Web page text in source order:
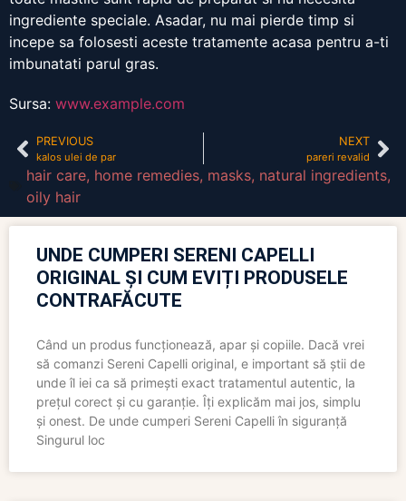
ingrediente speciale. Asadar, nu mai pierde timp si
incepe sa folosesti aceste tratamente acasa pentru a-ti
imbunatati parul gras.
Sursa: www.example.com
PREVIOUS
kalos ulei de par
NEXT
pareri revalid
hair care, home remedies, masks, natural ingredients,
oily hair
UNDE CUMPERI SERENI CAPELLI
ORIGINAL ȘI CUM EVIȚI PRODUSELE
CONTRAFĂCUTE
Când un produs funcționează, apar și copiile. Dacă vrei
să comanzi Sereni Capelli original, e important să știi de
unde îl iei ca să primești exact tratamentul autentic, la
prețul corect și cu garanție. Îți explicăm mai jos, simplu
și onest. De unde cumperi Sereni Capelli în siguranță
Singurul loc